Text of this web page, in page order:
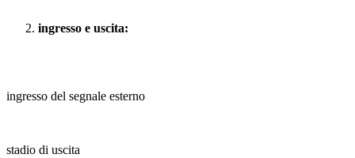
ingresso e uscita:
ingresso del segnale esterno
stadio di uscita